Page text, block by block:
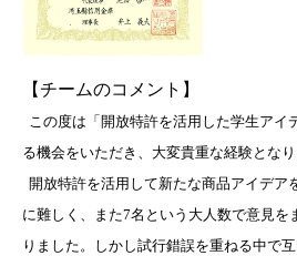
【チームのコメント】
この度は「開放特許を活用した学生アイ
る機会をいただき、大変貴重な経験となり
開放特許を活用して新たな商品アイデア
に難しく、また7名という大人数で意見を
りました。しかし試行錯誤を重ねる中で